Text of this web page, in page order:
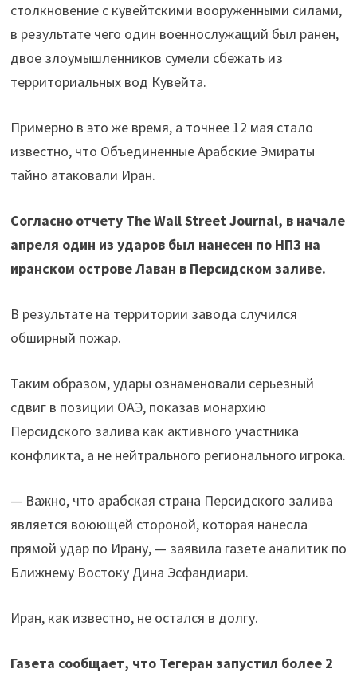
столкновение с кувейтскими вооруженными силами,
в результате чего один военнослужащий был ранен,
двое злоумышленников сумели сбежать из
территориальных вод Кувейта.
Примерно в это же время, а точнее 12 мая стало
известно, что Объединенные Арабские Эмираты
тайно атаковали Иран.
Согласно отчету The Wall Street Journal, в начале
апреля один из ударов был нанесен по НПЗ на
иранском острове Лаван в Персидском заливе.
В результате на территории завода случился
обширный пожар.
Таким образом, удары ознаменовали серьезный
сдвиг в позиции ОАЭ, показав монархию
Персидского залива как активного участника
конфликта, а не нейтрального регионального игрока.
— Важно, что арабская страна Персидского залива
является воюющей стороной, которая нанесла
прямой удар по Ирану, — заявила газете аналитик по
Ближнему Востоку Дина Эсфандиари.
Иран, как известно, не остался в долгу.
Газета сообщает, что Тегеран запустил более 2